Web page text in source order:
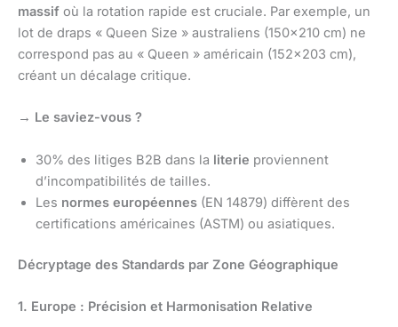
massif où la rotation rapide est cruciale. Par exemple, un
lot de draps « Queen Size » australiens (150×210 cm) ne
correspond pas au « Queen » américain (152×203 cm),
créant un décalage critique.
→ Le saviez-vous ?
30% des litiges B2B dans la literie proviennent
d’incompatibilités de tailles.
Les normes européennes (EN 14879) diffèrent des
certifications américaines (ASTM) ou asiatiques.
Décryptage des Standards par Zone Géographique
1. Europe : Précision et Harmonisation Relative